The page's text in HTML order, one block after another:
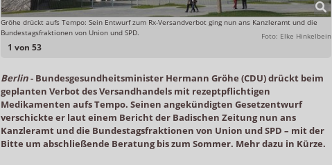
1 von 53
Gröhe drückt aufs Tempo: Sein Entwurf zum Rx-Versandverbot ging nun ans Kanzleramt und die
Bundestagsfraktionen von Union und SPD.
Foto: Elke Hinkelbein
Berlin- Bundesgesundheitsminister Hermann Gröhe (CDU) drückt beim
geplanten Verbot des Versandhandels mit rezeptpflichtigen
Medikamenten aufs Tempo. Seinen angekündigten Gesetzentwurf
verschickte er laut einem Bericht der Badischen Zeitung nun ans
Kanzleramt und die Bundestagsfraktionen von Union und SPD – mit der
Bitte um abschließende Beratung bis zum Sommer. Mehr dazu in Kürze.